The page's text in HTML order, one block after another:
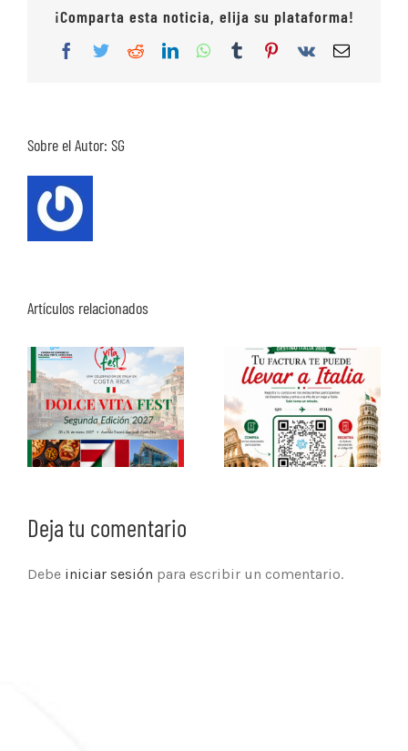
¡Comparta esta noticia, elija su plataforma!
Facebook
TwitterRedditLinkedInWhatsApp
TumblrPinterest
Vk
Correo
Sobre el Autor: SG
Artículos relacionados
Deja tu comentario
Debe iniciar sesión para escribir un comentario.